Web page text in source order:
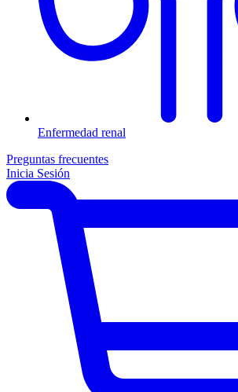
Enfermedad renal
Preguntas frecuentes
Inicia Sesión